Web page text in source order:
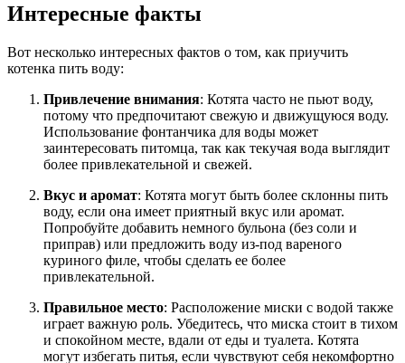
Интересные факты
Вот несколько интересных фактов о том, как приучить
котенка пить воду:
Привлечение внимания: Котята часто не пьют воду,
потому что предпочитают свежую и движущуюся воду.
Использование фонтанчика для воды может
заинтересовать питомца, так как текучая вода выглядит
более привлекательной и свежей.
Вкус и аромат: Котята могут быть более склонны пить
воду, если она имеет приятный вкус или аромат.
Попробуйте добавить немного бульона (без соли и
приправ) или предложить воду из-под вареного
куриного филе, чтобы сделать ее более
привлекательной.
Правильное место: Расположение миски с водой также
играет важную роль. Убедитесь, что миска стоит в тихом
и спокойном месте, вдали от еды и туалета. Котята
могут избегать питья, если чувствуют себя некомфортно